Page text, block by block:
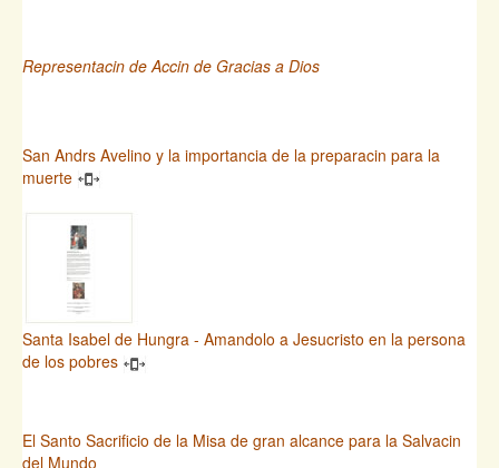
Representacin de Accin de Gracias a Dios
San Andrs Avelino y la importancia de la preparacin para la
muerte
Santa Isabel de Hungra - Amandolo a Jesucristo en la persona
de los pobres
El Santo Sacrificio de la Misa de gran alcance para la Salvacin
del Mundo